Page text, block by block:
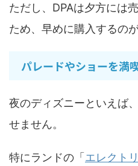
ただし、DPAは夕方には
ため、早めに購入するの
パレードやショーを満
夜のディズニーといえば
せません。
特にランドの「 エレクト